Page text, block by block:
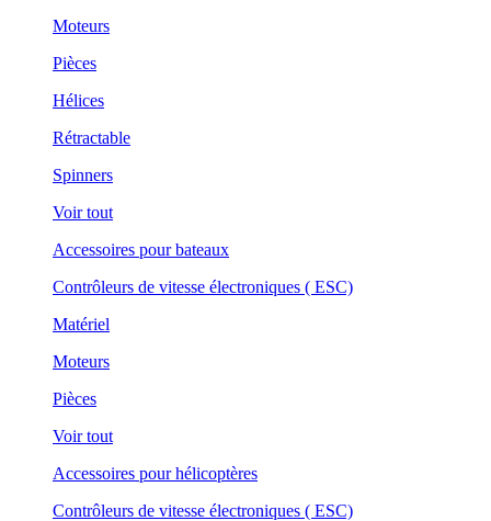
Moteurs
Pièces
Hélices
Rétractable
Spinners
Voir tout
Accessoires pour bateaux
Contrôleurs de vitesse électroniques ( ESC)
Matériel
Moteurs
Pièces
Voir tout
Accessoires pour hélicoptères
Contrôleurs de vitesse électroniques ( ESC)